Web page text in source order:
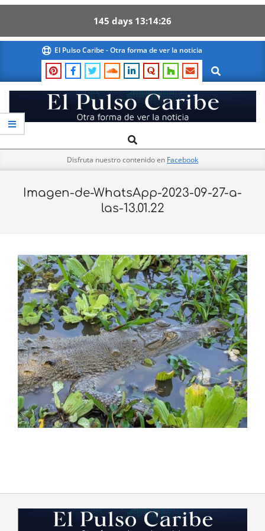
145 days 13 14 26
content
El Pulso Caribe - Otra forma de ver la noticia
Search
El
Pulso
Primary
Navigation
Search
Disfruta nuestro contenido en Facebook
Imagen-de-WhatsApp-2023-09-27-a-
las-13.01.22
09-